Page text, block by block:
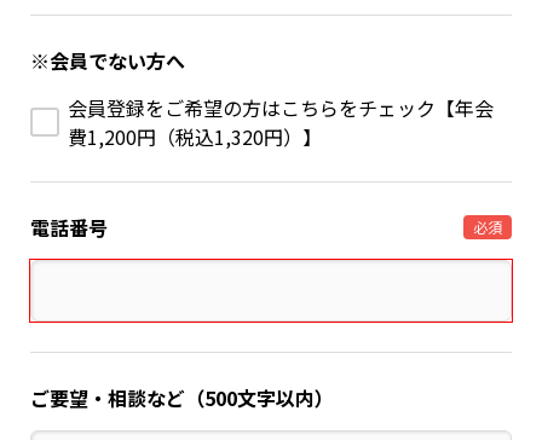
※会員でない方へ
会員登録をご希望の方はこちらをチェック【年会
費1,200円（税込1,320円）】
電話番号 必須
ご要望・相談など（500文字以内）